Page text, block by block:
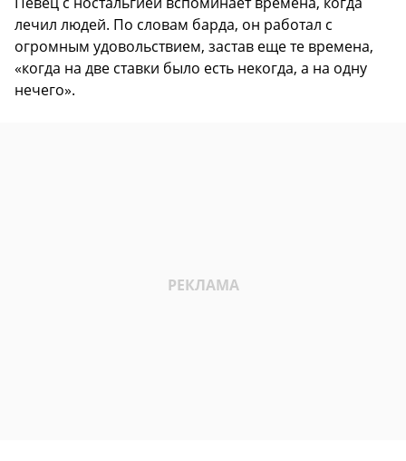
лечил людей. По словам барда, он работал с
огромным удовольствием, застав еще те времена,
«когда на две ставки было есть некогда, а на одну
нечего».